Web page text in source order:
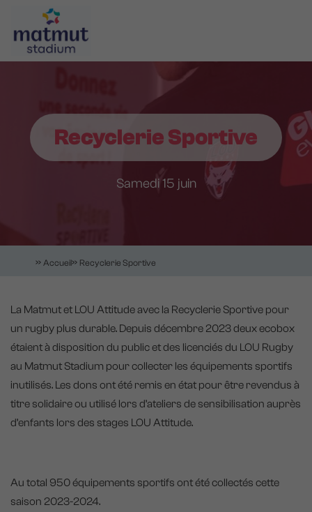
contenu
principal
Recyclerie Sportive
Samedi 15 juin
Accueil Recyclerie Sportive
La Matmut et LOU Attitude avec la Recyclerie Sportive pour
un rugby plus durable. Depuis décembre 2023 deux ecobox
étaient à disposition du public et des licenciés du LOU Rugby
au Matmut Stadium pour collecter les équipements sportifs
inutilisés. Les dons ont été remis en état pour être revendus à
titre solidaire ou utilisé lors d’ateliers de sensibilisation auprès
d’enfants lors des stages LOU Attitude.
Au total 950 équipements sportifs ont été collectés cette
saison 2023-2024.
Panneau de gestion des cookies